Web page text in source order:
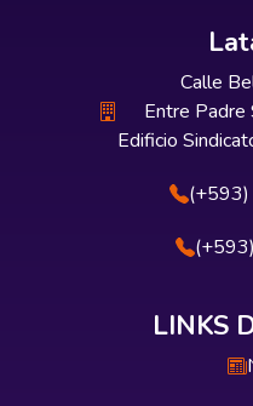
Calle
Entre Padre
Edificio
LINKS